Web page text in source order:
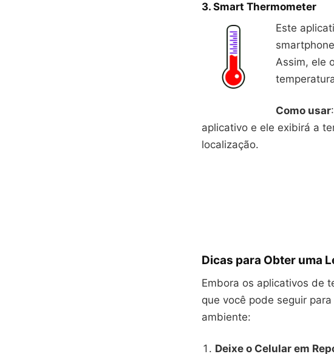
3. Smart Thermometer
Este
Assim, ele
Como usar
aplicativo e ele exibirá a
localização.
Dicas para Obter uma
Embora os aplicativos de
que você pode seguir
ambiente:
Deixe o Celular em